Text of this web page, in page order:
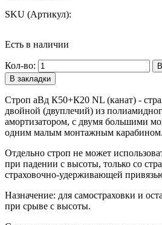
SKU (Артикул):
Есть в наличии
Кол-во:
В закладки
Строп аВд К50+К20 NL (канат) -
двойной (двуплечий) из
амортизатором, с двумя большими
одним малым монтажным
Отдельно строп не может
при падении с высоты, только со
страховочно-удерживающей
Назначение: для самостраховки и
при срыве с высоты.